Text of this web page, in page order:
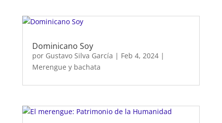
Dominicano Soy
por Gustavo Silva García | Feb 4, 2024|
Merengue y bachata